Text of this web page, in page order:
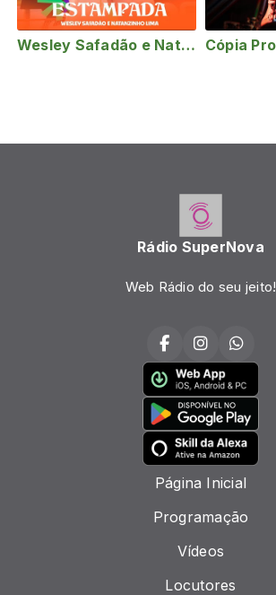
Wesley Safadão e Natanzinho Lima - Mentira Estampada - Arrocha Safadão
Rádio SuperNova
Web Rádio do seu jeito!
Página Inicial
Programação
Vídeos
Locutores